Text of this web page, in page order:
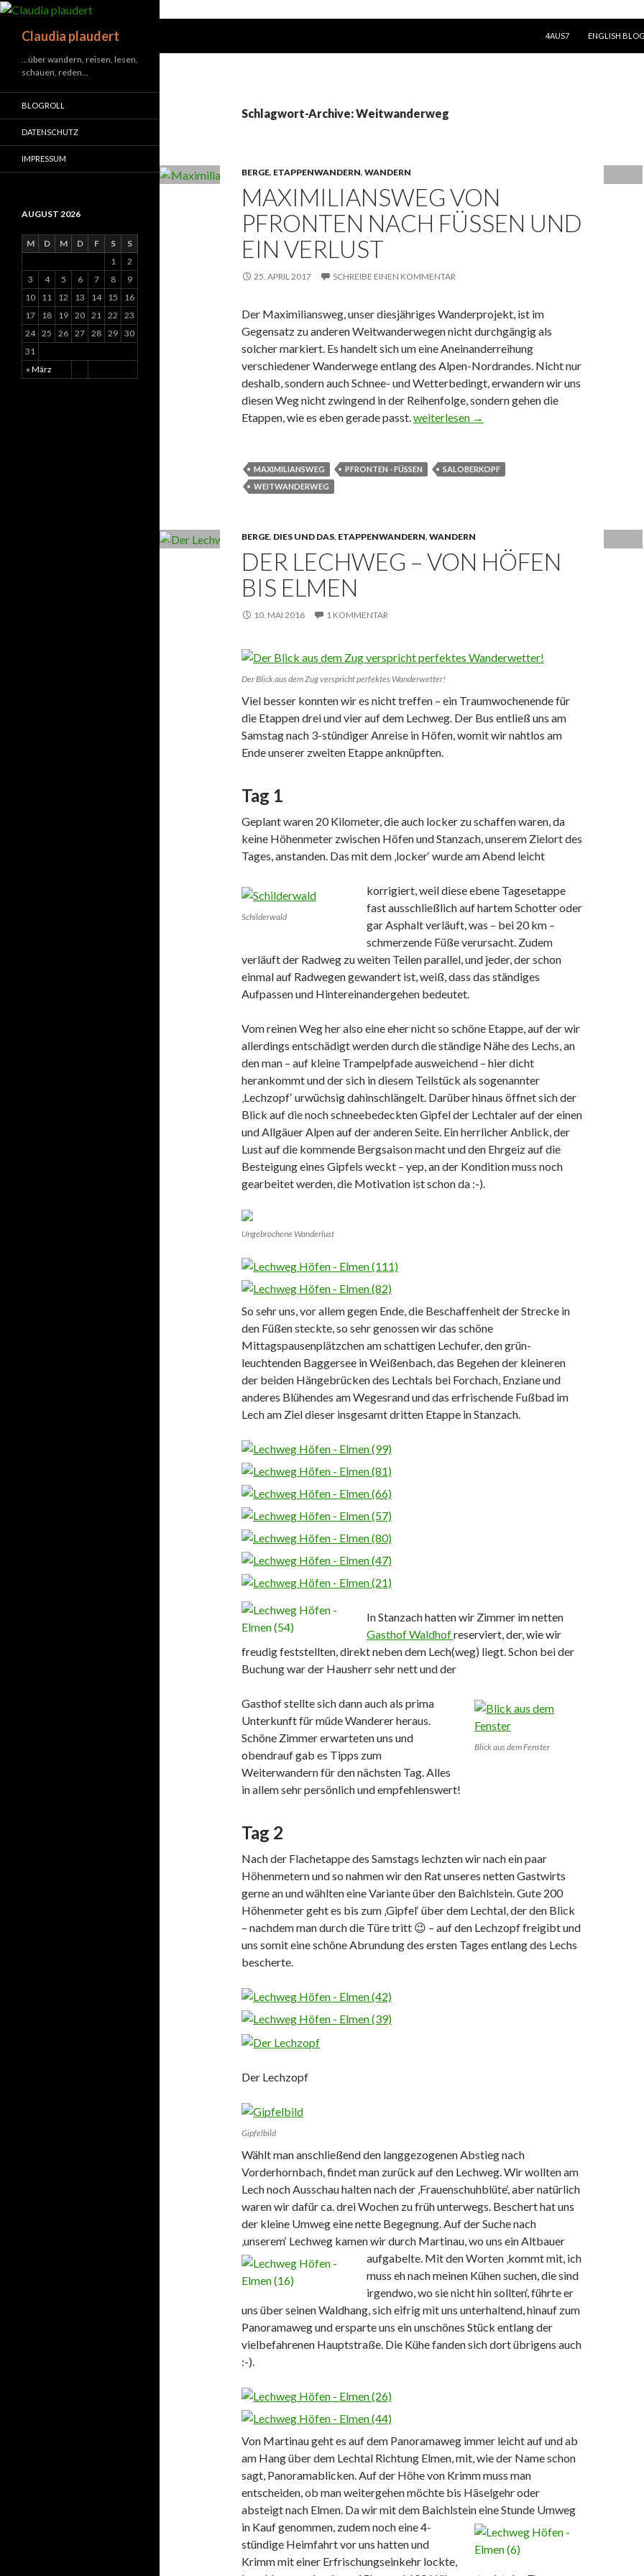
Claudia plaudert
4AUS7
ENGLISH BLOG
Schlagwort-Archive: Weitwanderweg
BERGE, ETAPPENWANDERN, WANDERN
MAXIMILIANSWEG VON
PFRONTEN NACH FÜSSEN UND
EIN VERLUST
25. APRIL 2017 SCHREIBE EINEN KOMMENTAR
Der Maximiliansweg, unser diesjähriges Wanderprojekt, ist im
Gegensatz zu anderen Weitwanderwegen nicht durchgängig als
solcher markiert. Es handelt sich um eine Aneinanderreihung
verschiedener Wanderwege entlang des Alpen-Nordrandes. Nicht nur
deshalb, sondern auch Schnee- und Wetterbedingt, erwandern wir uns
diesen Weg nicht zwingend in der Reihenfolge, sondern gehen die
Etappen, wie es eben gerade passt.Maximiliansweg von Pfronten nach Füssen und
weiterlesen →
MAXIMILIANSWEG PFRONTEN - FÜSSEN
SALOBERKOPF
WEITWANDERWEG
BERGE, DIES UND DAS, ETAPPENWANDERN, WANDERN
DER LECHWEG – VON HÖFEN
BIS ELMEN
10. MAI 2016 1 KOMMENTAR
Der Blick aus dem Zug verspricht perfektes Wanderwetter!
Viel besser konnten wir es nicht treffen – ein Traumwochenende für
die Etappen drei und vier auf dem Lechweg. Der Bus entließ uns am
Samstag nach 3-stündiger Anreise in Höfen, womit wir nahtlos am
Ende unserer zweiten Etappe anknüpften.
Tag 1
Geplant waren 20 Kilometer, die auch locker zu schaffen waren, da
keine Höhenmeter zwischen Höfen und Stanzach, unserem Zielort des
Tages, anstanden. Das mit dem ‚locker‘ wurde am Abend leicht
Schilderwald
korrigiert, weil diese ebene Tagesetappe
fast ausschließlich auf hartem Schotter oder
gar Asphalt verläuft, was – bei 20 km –
schmerzende Füße verursacht. Zudem
verläuft der Radweg zu weiten Teilen parallel, und jeder, der schon
einmal auf Radwegen gewandert ist, weiß, dass das ständiges
Aufpassen und Hintereinandergehen bedeutet.
Vom reinen Weg her also eine eher nicht so schöne Etappe, auf der wir
allerdings entschädigt werden durch die ständige Nähe des Lechs, an
den man – auf kleine Trampelpfade ausweichend – hier dicht
herankommt und der sich in diesem Teilstück als sogenannter
‚Lechzopf‘ urwüchsig dahinschlängelt. Darüber hinaus öffnet sich der
Blick auf die noch schneebedeckten Gipfel der Lechtaler auf der einen
und Allgäuer Alpen auf der anderen Seite. Ein herrlicher Anblick, der
Lust auf die kommende Bergsaison macht und den Ehrgeiz auf die
Besteigung eines Gipfels weckt – yep, an der Kondition muss noch
gearbeitet werden, die Motivation ist schon da :-).
Ungebrochene Wanderlust
So sehr uns, vor allem gegen Ende, die Beschaffenheit der Strecke in
den Füßen steckte, so sehr genossen wir das schöne
Mittagspausenplätzchen am schattigen Lechufer, den grün-
leuchtenden Baggersee in Weißenbach, das Begehen der kleineren
der beiden Hängebrücken des Lechtals bei Forchach, Enziane und
anderes Blühendes am Wegesrand und das erfrischende Fußbad im
Lech am Ziel dieser insgesamt dritten Etappe in Stanzach.
In Stanzach hatten wir Zimmer im netten
Gasthof Waldhofreserviert, der, wie wir
freudig feststellten, direkt neben dem Lech(weg) liegt. Schon bei der
Buchung war der Hausherr sehr nett und der
Blick aus dem Fenster
Gasthof stellte sich dann auch als prima
Unterkunft für müde Wanderer heraus.
Schöne Zimmer erwarteten uns und
obendrauf gab es Tipps zum
Weiterwandern für den nächsten Tag. Alles
in allem sehr persönlich und empfehlenswert!
Tag 2
Nach der Flachetappe des Samstags lechzten wir nach ein paar
Höhenmetern und so nahmen wir den Rat unseres netten Gastwirts
gerne an und wählten eine Variante über den Baichlstein. Gute 200
Höhenmeter geht es bis zum ‚Gipfel‘ über dem Lechtal, der den Blick
– nachdem man durch die Türe tritt 😉 – auf den Lechzopf freigibt und
uns somit eine schöne Abrundung des ersten Tages entlang des Lechs
bescherte.
Der Lechzopf
Gipfelbild
Wählt man anschließend den langgezogenen Abstieg nach
Vorderhornbach, findet man zurück auf den Lechweg. Wir wollten am
Lech noch Ausschau halten nach der ‚Frauenschuhblüte‘, aber natürlich
waren wir dafür ca. drei Wochen zu früh unterwegs. Beschert hat uns
der kleine Umweg eine nette Begegnung. Auf der Suche nach
‚unserem‘ Lechweg kamen wir durch Martinau, wo uns ein Altbauer
aufgabelte. Mit den Worten ‚kommt mit, ich
muss eh nach meinen Kühen suchen, die sind
irgendwo, wo sie nicht hin sollten‘, führte er
uns über seinen Waldhang, sich eifrig mit uns unterhaltend, hinauf zum
Panoramaweg und ersparte uns ein unschönes Stück entlang der
vielbefahrenen Hauptstraße. Die Kühe fanden sich dort übrigens auch
:-).
Von Martinau geht es auf dem Panoramaweg immer leicht auf und ab
am Hang über dem Lechtal Richtung Elmen, mit, wie der Name schon
sagt, Panoramablicken. Auf der Höhe von Krimm muss man
entscheiden, ob man weitergehen möchte bis Häselgehr oder
absteigt nach Elmen. Da wir mit dem Baichlstein eine Stunde Umweg
in Kauf genommen, zudem noch eine 4-
stündige Heimfahrt vor uns hatten und
Krimm mit einer Erfrischungseinkehr lockte,
…über wandern, reisen, lesen,
schauen, reden…
BLOGROLL
DATENSCHUTZ
IMPRESSUM
AUGUST 2026
M D M D F S S
« März
1
2
3
4 5 6 7 8
9
10
11 12 13 14 15
16
17
18 19 20 21 22
23
24 25 26 27 28 29 30
31